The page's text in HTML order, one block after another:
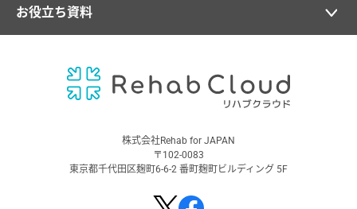
お役立ち資料
株式会社Rehab for JAPAN
〒102-0083
東京都千代田区麹町6-6-2 番町麹町ビルディング 5F